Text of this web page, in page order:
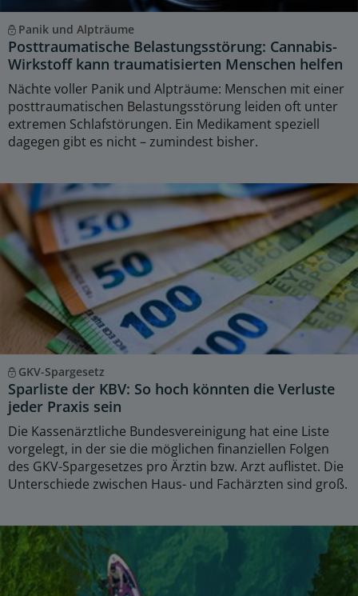
Panik und Alpträume
Posttraumatische Belastungsstörung: Cannabis-
Wirkstoff kann traumatisierten Menschen helfen
Nächte voller Panik und Alpträume: Menschen mit einer
posttraumatischen Belastungsstörung leiden oft unter
extremen Schlafstörungen. Ein Medikament speziell
dagegen gibt es nicht – zumindest bisher.
GKV-Spargesetz
Sparliste der KBV: So hoch könnten die Verluste
jeder Praxis sein
Die Kassenärztliche Bundesvereinigung hat eine Liste
vorgelegt, in der sie die möglichen finanziellen Folgen
des GKV-Spargesetzes pro Ärztin bzw. Arzt auflistet. Die
Unterschiede zwischen Haus- und Fachärzten sind groß.